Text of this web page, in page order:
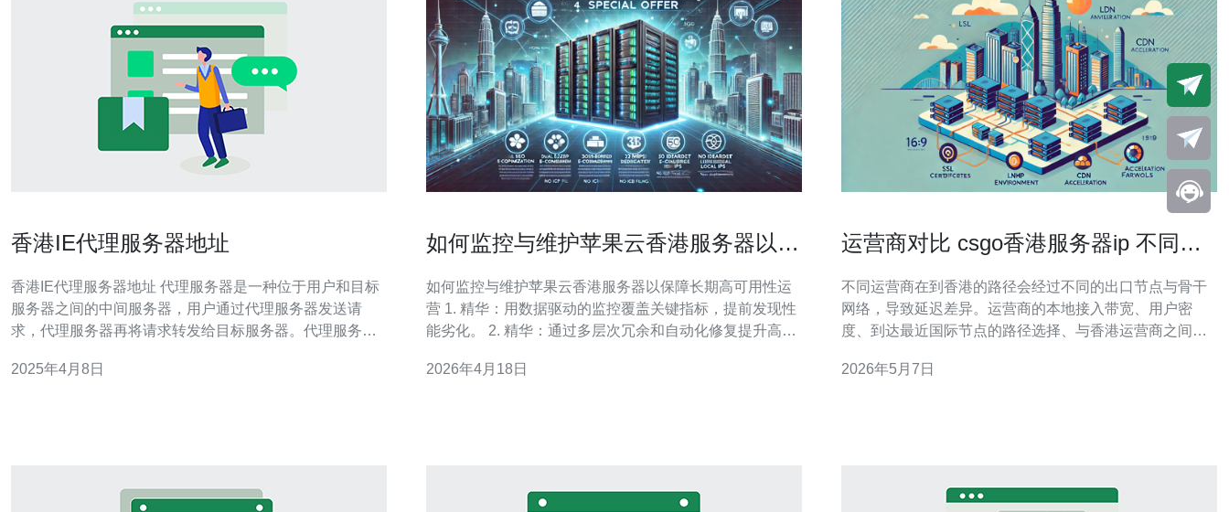
香港IE代理服务器地址
香港IE代理服务器地址 代理服务器是一种位于用户和目标
服务器之间的中间服务器，用户通过代理服务器发送请
求，代理服务器再将请求转发给目标服务器。代理服务器
有时候，我们可能需要访问被限制或屏蔽的网站，而代理
2025年4月8日
如何监控与维护苹果云香港服务器以保
如何监控与维护苹果云香港服务器以保障长期高可用性运
营 1. 精华：用数据驱动的监控覆盖关键指标，提前发现性
能劣化。 2. 精华：通过多层次冗余和自动化修复提升高可
练与严密的安全策略，确保长期运营稳定。 作者为资深运
2026年4月18日
运营商对比 csgo香港服务器ip 不同网
不同运营商在到香港的路径会经过不同的出口节点与骨干
网络，导致延迟差异。运营商的本地接入带宽、用户密
度、到达最近国际节点的路径选择、与香港运营商之间的
宽带，在本地到达骨干网时如果一方走的是拥塞的链路或
2026年5月7日